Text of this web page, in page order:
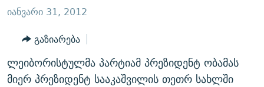
დაბრუნება
ძიებაზე
დაბრუნება
ᲔᲙᲝᲜᲝᲛᲘᲙᲐ
ᲡᲐᲖᲝᲒᲐᲓᲝᲔᲑᲐ
ᲡᲞᲝᲠᲢᲘ
ᲑᲚᲝᲒᲔᲑᲘ
ᲞᲝᲓᲙᲐᲡᲢᲔᲑᲘ
ᲜᲘᲙᲝᲡ ᲞᲝᲓᲙᲐᲡᲢᲘ
ᲗᲐᲕᲘᲡᲣᲤᲚᲔᲑᲘᲡ ᲛᲝᲜᲘᲢᲝᲠᲘ
ᲗᲥᲕᲔᲜᲘ ᲞᲣᲑᲚᲘᲙᲐᲪᲘᲔᲑᲘ
იანვარი 31, 2012
გაზიარება
ლეიბორისტულმა პარტიამ პრეზიდენტ ობამას
მიერ პრეზიდენტ სააკაშვილის თეთრ სახლში